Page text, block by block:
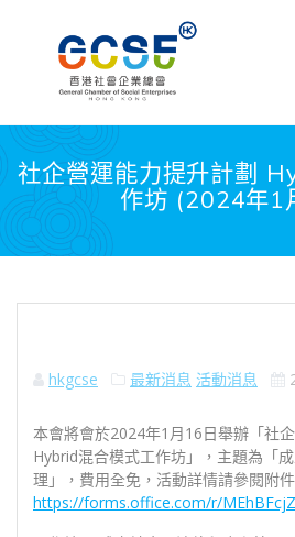
社企營運能力提升計劃
作坊 (2024年1
hkgcse 最新消息 活動消息
本會將會於2024年1月16日舉辦「社
Hybrid混合模式工作坊」，主題為「
理」，費用全免，活動詳情請參閱附
https://forms.office.com/r/